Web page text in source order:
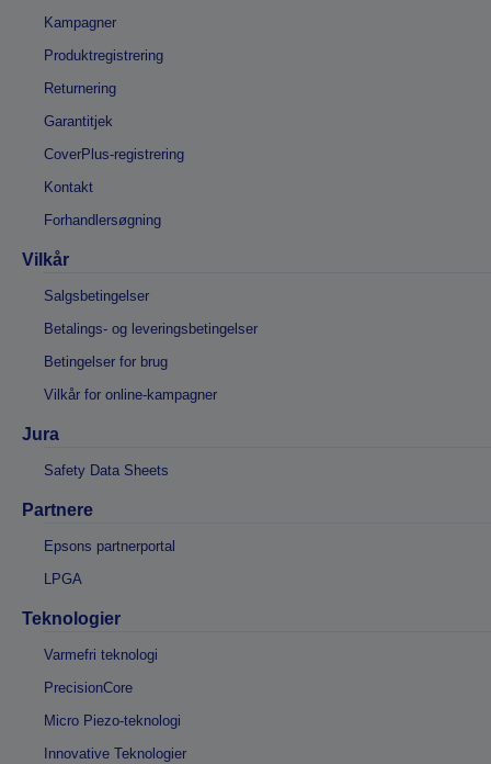
Kampagner
Produktregistrering
Returnering
Garantitjek
CoverPlus-registrering
Kontakt
Forhandlersøgning
Vilkår
Salgsbetingelser
Betalings- og leveringsbetingelser
Betingelser for brug
Vilkår for online-kampagner
Jura
Safety Data Sheets
Partnere
Epsons partnerportal
LPGA
Teknologier
Varmefri teknologi
PrecisionCore
Micro Piezo-teknologi
Innovative Teknologier